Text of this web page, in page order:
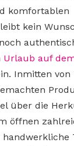
komfortablen
kein
Urlaub auf
Inmitten
über die
öffnen